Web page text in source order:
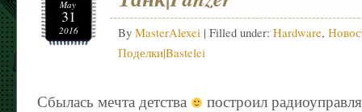
May
31
2016 By MasterAlexei | Filled under: Hardware,
Поделки|Bastelei
Сбылась мечта детства
построил